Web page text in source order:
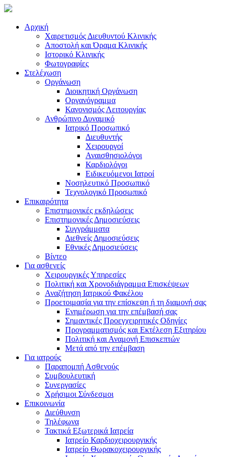
Αρχική
Χαιρετισμός Διευθυντού Κλινικής
Αποστολή και Όραμα Κλινικής
Ιστορικό Κλινικής
Φωτογραφίες
Στελέχωση
Οργάνωση
Διοικητική Οργάνωση
Οργανόγραμμα
Κανονισμός Λειτουργίας
Ανθρώπινο Δυναμικό
Ιατρικό Προσωπικό
Διευθυντής
Χειρουργοί
Αναισθησιολόγοι
Καρδιολόγοι
Ειδικευόμενοι Ιατροί
Νοσηλευτικό Προσωπικό
Τεχνολογικό Προσωπικό
Επικαιρότητα
Επιστημονικές εκδηλώσεις
Επιστημονικές Δημοσιεύσεις
Συγγράμματα
Διεθνείς Δημοσιεύσεις
Εθνικές Δημοσιεύσεις
Βίντεο
Για ασθενείς
Χειρουργικές Υπηρεσίες
Πολιτική και Χρονοδιάγραμμα Επισκέψεων
Αναζήτηση Ιατρικού Φακέλου
Προετοιμασία για την επίσκεψη ή τη διαμονή σας
Ενημέρωση για την επέμβασή σας
Σημαντικές Προεγχειρητικές Οδηγίες
Προγραμματισμός και Εκτέλεση Εξιτηρίου
Πολιτική και Αναμονή Επισκεπτών
Μετά από την επέμβαση
Για ιατρούς
Παραπομπή Ασθενούς
Συμβουλευτική
Συνεργασίες
Χρήσιμοι Σύνδεσμοι
Επικοινωνία
Διεύθυνση
Τηλέφωνα
Τακτικά Εξωτερικά Ιατρεία
Ιατρείο Καρδιοχειρουργικής
Ιατρείο Θωρακοχειρουργικής